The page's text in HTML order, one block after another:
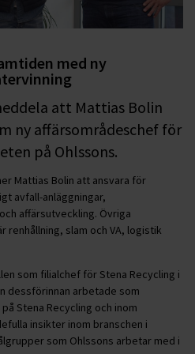
med ny
att Mattias Bolin
ny affärsområdeschef för
på Ohlssons.
Mattias Bolin att ansvara för
avfall-anläggningar,
affärsutveckling. Övriga
renhållning, slam och VA, logistik
som filialchef för Stena Recycling i
dessförinnan arbetade som
Stena Recycling och inom
insikter inom branschen i
som Ohlssons arbetar med i